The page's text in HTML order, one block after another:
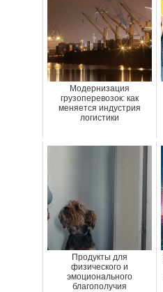
Модернизация
грузоперевозок: как
меняется индустрия
логистики
Продукты для
физического и
эмоционального
благополучия